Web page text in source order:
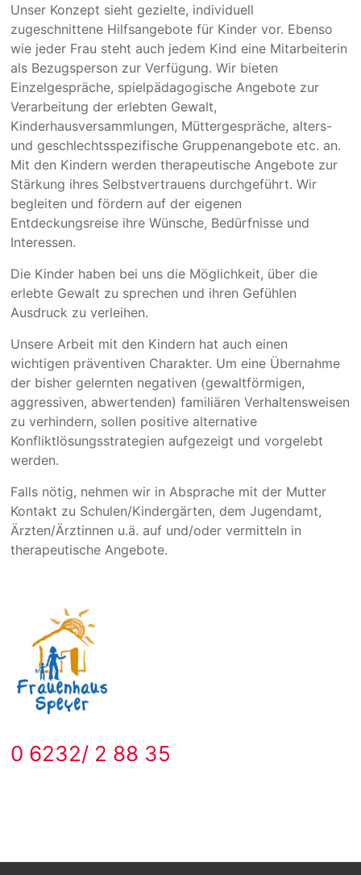
Unser Konzept sieht gezielte, individuell
zugeschnittene Hilfsangebote für Kinder vor. Ebenso
wie jeder Frau steht auch jedem Kind eine Mitarbeiterin
als Bezugsperson zur Verfügung. Wir bieten
Einzelgespräche, spielpädagogische Angebote zur
Verarbeitung der erlebten Gewalt,
Kinderhausversammlungen, Müttergespräche, alters-
und geschlechtsspezifische Gruppenangebote etc. an.
Mit den Kindern werden therapeutische Angebote zur
Stärkung ihres Selbstvertrauens durchgeführt. Wir
begleiten und fördern auf der eigenen
Entdeckungsreise ihre Wünsche, Bedürfnisse und
Interessen.
Die Kinder haben bei uns die Möglichkeit, über die
erlebte Gewalt zu sprechen und ihren Gefühlen
Ausdruck zu verleihen.
Unsere Arbeit mit den Kindern hat auch einen
wichtigen präventiven Charakter. Um eine Übernahme
der bisher gelernten negativen (gewaltförmigen,
aggressiven, abwertenden) familiären Verhaltensweisen
zu verhindern, sollen positive alternative
Konfliktlösungsstrategien aufgezeigt und vorgelebt
werden.
Falls nötig, nehmen wir in Absprache mit der Mutter
Kontakt zu Schulen/Kindergärten, dem Jugendamt,
Ärzten/Ärztinnen u.ä. auf und/oder vermitteln in
therapeutische Angebote.
0 6232/ 2 88 35